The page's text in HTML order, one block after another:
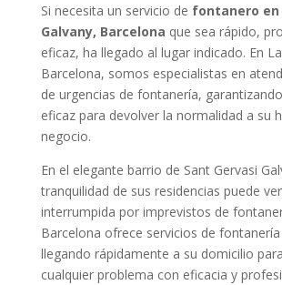
Si necesita un servicio de fontanero en
Galvany, Barcelona que sea rápido,
eficaz, ha llegado al lugar indicado. En
Barcelona, somos especialistas en
de urgencias de fontanería,
eficaz para devolver la normalidad a su
negocio.
En el elegante barrio de Sant Gervasi
tranquilidad de sus residencias puede
interrumpida por imprevistos de
Barcelona ofrece servicios de
llegando rápidamente a su domicilio
cualquier problema con eficacia y